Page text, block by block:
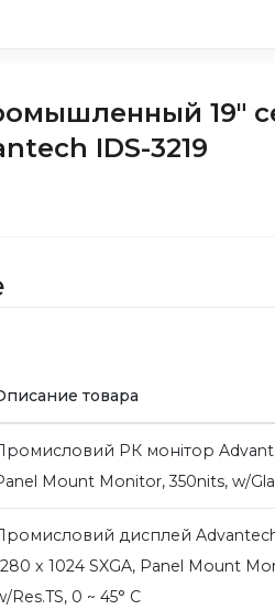
19"
IDS-3219
товара
РК монітор
Mount Monitor, 350nits, w/
дисплей Advantech
x 1024 SXGA, Panel Mount
Res.TS, 0 ~ 45° C